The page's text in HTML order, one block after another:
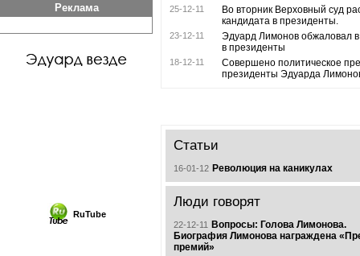
Реклама
RuTube
25-12-11
Во вторник Верховный суд
кандидата в президенты.
23-12-11
Эдуард Лимонов обжаловал в
в президенты
18-12-11
Совершено политическое
президенты Эдуарда
Статьи
16-01-12 Революция на каникулах
Люди говорят
22-12-11
Вопросы: Голова Лимонова.
Биография Лимонова награждена
премий»